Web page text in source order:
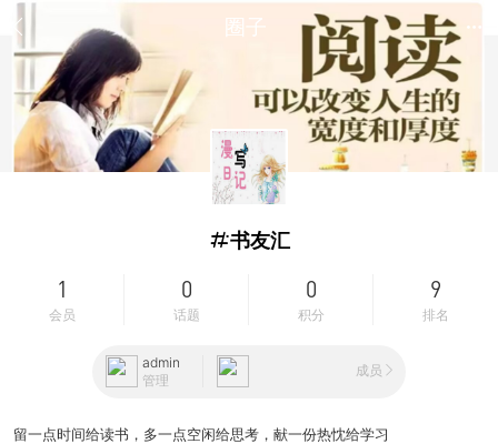
圈子
书友汇
1
会员
0
话题
0
积分
9
排名
admin
管理
成员
留一点时间给读书，多一点空闲给思考，献一份热忱给学习